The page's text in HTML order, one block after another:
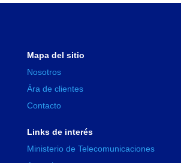
Mapa del sitio
Nosotros
Ára de clientes
Contacto
Links de interés
Ministerio de Telecomunicaciones